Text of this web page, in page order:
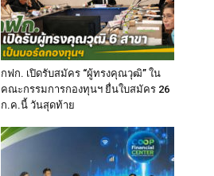
กฟก. เปิดรับสมัคร “ผู้ทรงคุณวุฒิ” ใน
คณะกรรมการกองทุนฯ ยื่นใบสมัคร 26
ก.ค.นี้ วันสุดท้าย